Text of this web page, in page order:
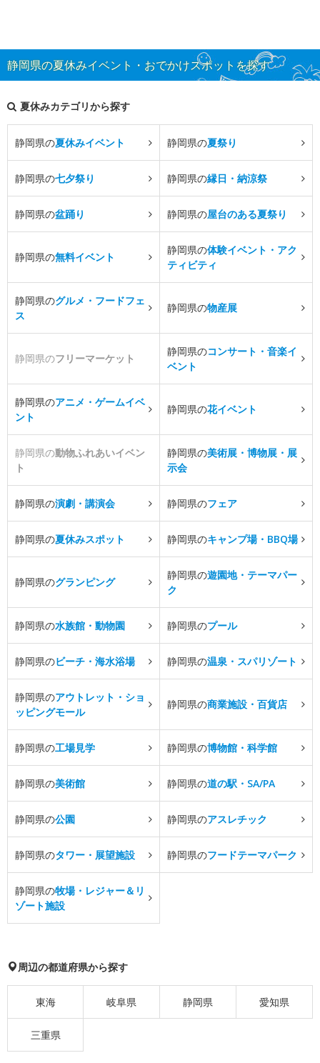
静岡県の夏休みイベント・おでかけスポットを探す
夏休みカテゴリから探す
静岡県の夏休みイベント 静岡県の夏祭り
静岡県の七夕祭り 静岡県の縁日・納涼祭
静岡県の盆踊り 静岡県の屋台のある夏祭り
静岡県の無料イベント
静岡県の体験イベント・アク
ティビティ
静岡県のグルメ・フードフェ
ス
静岡県の物産展
静岡県のフリーマーケット
静岡県のコンサート・音楽イ
ベント
静岡県のアニメ・ゲームイベ
ント
静岡県の花イベント
静岡県の動物ふれあいイベン
ト
静岡県の美術展・博物展・展
示会
静岡県の演劇・講演会 静岡県のフェア
静岡県の夏休みスポット 静岡県のキャンプ場・BBQ場
静岡県のグランピング
静岡県の遊園地・テーマパー
ク
静岡県の水族館・動物園 静岡県のプール
静岡県のビーチ・海水浴場 静岡県の温泉・スパリゾート
静岡県のアウトレット・ショ
ッピングモール
静岡県の商業施設・百貨店
静岡県の工場見学 静岡県の博物館・科学館
静岡県の美術館 静岡県の道の駅・SA/PA
静岡県の公園 静岡県のアスレチック
静岡県のタワー・展望施設 静岡県のフードテーマパーク
静岡県の牧場・レジャー＆リ
ゾート施設
周辺の都道府県から探す
東海 岐阜県 静岡県 愛知県
三重県